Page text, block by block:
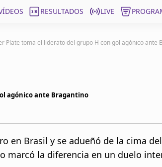
RESULTADOS LIVE
Plate toma el liderato del grupo H con gol agónico ante
agónico ante Bragantino
en Brasil y se adueñó de la cima
marcó la diferencia en un duelo